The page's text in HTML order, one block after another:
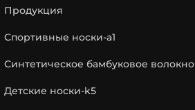
Продукция
Спортивные носки-a1
Синтетическое бамбуковое волокно
Детские носки-k5